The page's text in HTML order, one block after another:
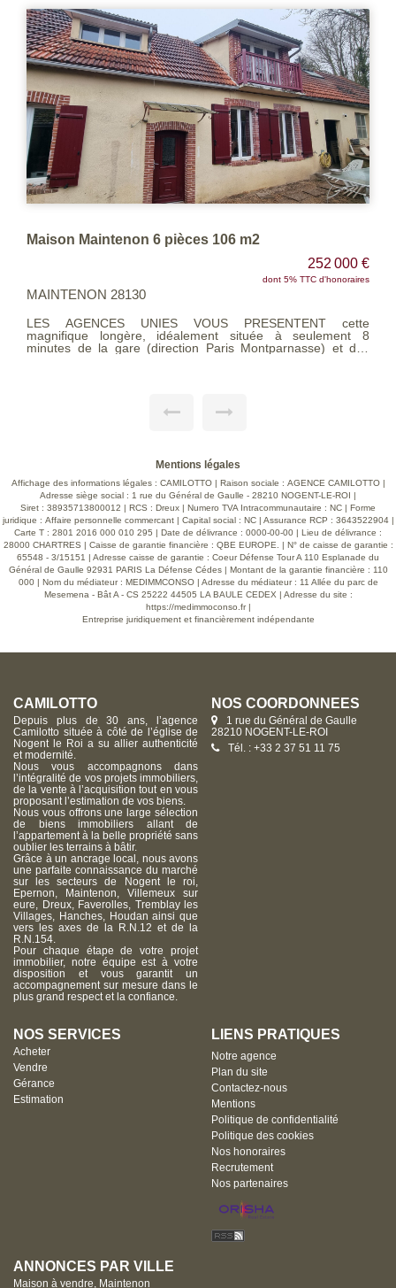
Maison Maintenon 6 pièces 106 m2
252 000 €
dont 5% TTC d'honoraires
MAINTENON 28130
LES AGENCES UNIES VOUS PRESENTENT cette
magnifique longère, idéalement située à seulement 8
minutes de la gare (direction Paris Montparnasse) et des
pour un confort optimal + Dépendances, garage et
Mentions légales
Affichage des informations légales : CAMILOTTO | Raison sociale : AGENCE CAMILOTTO |
Adresse siège social : 1 rue du Général de Gaulle - 28210 NOGENT-LE-ROI |
Siret : 38935713800012 | RCS : Dreux | Numero TVA Intracommunautaire : NC | Forme
juridique : Affaire personnelle commercant | Capital social : NC | Assurance RCP : 3643522904 |
Carte T : 2801 2016 000 010 295 | Date de délivrance : 0000-00-00 | Lieu de délivrance :
28000 CHARTRES | Caisse de garantie financière : QBE EUROPE. | N° de caisse de garantie :
65548 - 3/15151 | Adresse caisse de garantie : Coeur Défense Tour A 110 Esplanade du
Général de Gaulle 92931 PARIS La Défense Cédes | Montant de la garantie financière : 110
000 | Nom du médiateur : MEDIMMCONSO | Adresse du médiateur : 11 Allée du parc de
Mesemena - Bât A - CS 25222 44505 LA BAULE CEDEX | Adresse du site :
https://medimmoconso.fr|
Entreprise juridiquement et financièrement indépendante
CAMILOTTO
Depuis plus de 30 ans, l’agence
Camilotto située à côté de l’église de
Nogent le Roi a su allier authenticité
et modernité.
Nous vous accompagnons dans
l’intégralité de vos projets immobiliers,
de la vente à l’acquisition tout en vous
proposant l’estimation de vos biens.
Nous vous offrons une large sélection
de biens immobiliers allant de
l’appartement à la belle propriété sans
oublier les terrains à bâtir.
Grâce à un ancrage local, nous avons
une parfaite connaissance du marché
sur les secteurs de Nogent le roi,
Epernon, Maintenon, Villemeux sur
eure, Dreux, Faverolles, Tremblay les
Villages, Hanches, Houdan ainsi que
vers les axes de la R.N.12 et de la
R.N.154.
Pour chaque étape de votre projet
immobilier, notre équipe est à votre
disposition et vous garantit un
accompagnement sur mesure dans le
plus grand respect et la confiance.
NOS COORDONNÉES
1 rue du Général de Gaulle
28210 NOGENT-LE-ROI
Tél. : +33 2 37 51 11 75
NOS SERVICES
Acheter
Vendre
Gérance
Estimation
LIENS PRATIQUES
Notre agence
Plan du site
Contactez-nous
Mentions
Politique de confidentialité
Politique des cookies
Nos honoraires
Recrutement
Nos partenaires
ANNONCES PAR VILLE
Maison à vendre, Maintenon